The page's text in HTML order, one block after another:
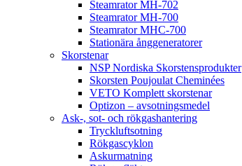
Steamrator MH-702
Steamrator MH-700
Steamrator MHC-700
Stationära ånggeneratorer
Skorstenar
NSP Nordiska Skorstensprodukter
Skorsten Poujoulat Cheminées
VETO Komplett skorstenar
Optizon – avsotningsmedel
Ask-, sot- och rökgashantering
Tryckluftsotning
Rökgascyklon
Askurmatning